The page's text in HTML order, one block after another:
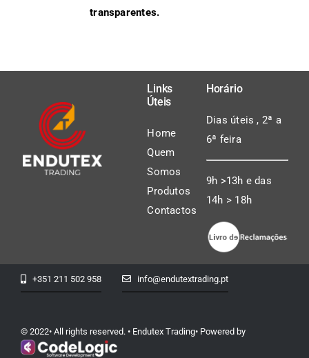
transparentes.
Links
Úteis
Home
Quem
Somos
Produtos
Contactos
Horário
Dias úteis , 2ª a
6ª feira
9h >13h e das
14h > 18h
+351 211 502 958 info@endutextrading.pt
© 2022• All rights reserved. • Endutex Trading• Powered by